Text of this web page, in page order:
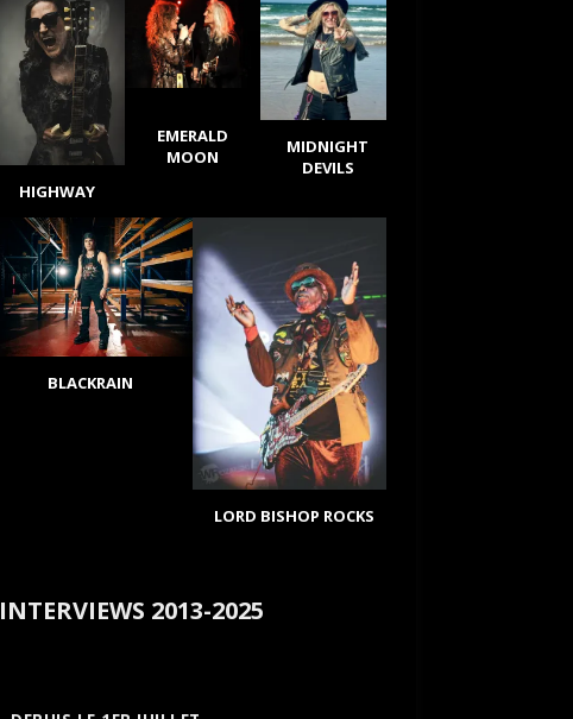
HIGHWAY
EMERALD
MOON
MIDNIGHT
DEVILS
BLACKRAIN
LORD BISHOP ROCKS
INTERVIEWS 2013-2025